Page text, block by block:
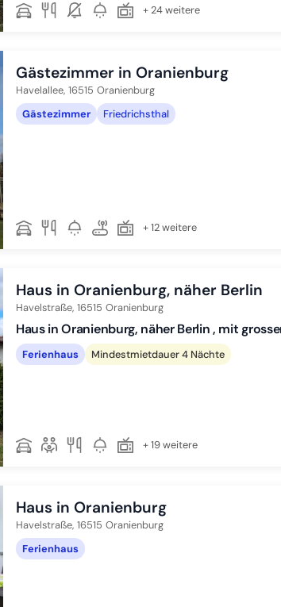
+ 24 weitere
Gästezimmer in Oranienburg
Havelallee, 16515 Oranienburg
Gästezimmer
Friedrichsthal
+ 12 weitere
Haus in Oranienburg, näher Berlin
Havelstraße, 16515 Oranienburg
Haus in Oranienburg, näher Berlin , mit
Ferienhaus Mindestmietdauer 4 Nächte
+ 19 weitere
Haus in Oranienburg
Havelstraße, 16515 Oranienburg
Ferienhaus